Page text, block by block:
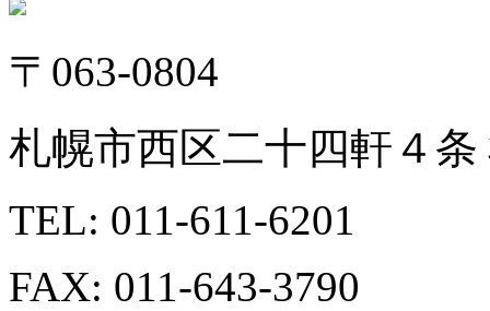
〒063-0804
札幌市西区二十四軒４条
TEL: 011-611-6201
FAX: 011-643-3790